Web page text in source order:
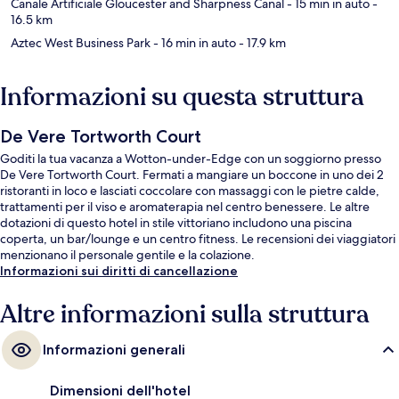
Canale Artificiale Gloucester and Sharpness Canal - 15 min in auto-
16.5 km
Aztec West Business Park- 16 min in auto- 17.9 km
Informazioni su questa struttura
De Vere Tortworth Court
Goditi la tua vacanza a Wotton-under-Edge con un soggiorno presso
De Vere Tortworth Court. Fermati a mangiare un boccone in uno dei 2
ristoranti in loco e lasciati coccolare con massaggi con le pietre calde,
trattamenti per il viso e aromaterapia nel centro benessere. Le altre
dotazioni di questo hotel in stile vittoriano includono una piscina
coperta, un bar/lounge e un centro fitness. Le recensioni dei viaggiatori
menzionano il personale gentile e la colazione.
Informazioni sui diritti di cancellazione
Altre informazioni sulla struttura
Informazioni generali
Dimensioni dell'hotel